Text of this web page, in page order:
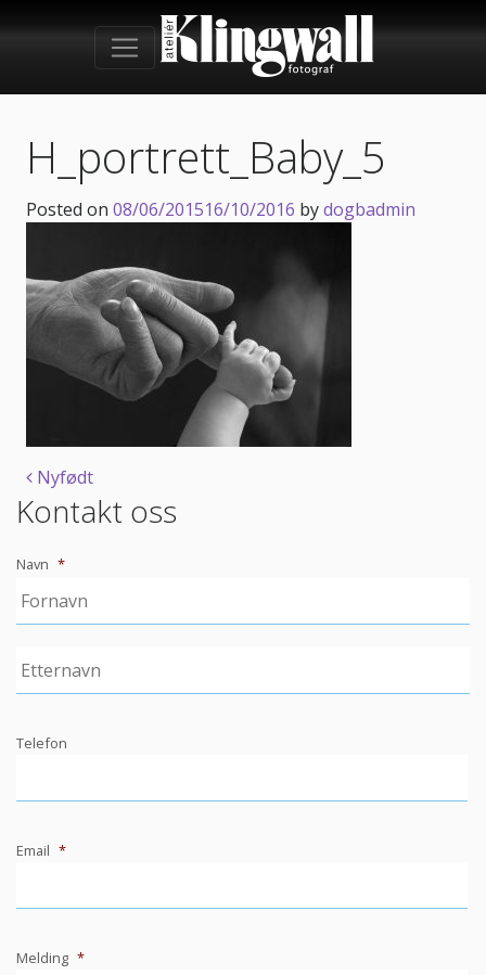
H_portrett_Baby_5
Posted on 08/06/201516/10/2016 bydogbadmin
Post
navigation
Nyfødt
Kontakt oss
Navn *
Telefon
Email *
Melding *